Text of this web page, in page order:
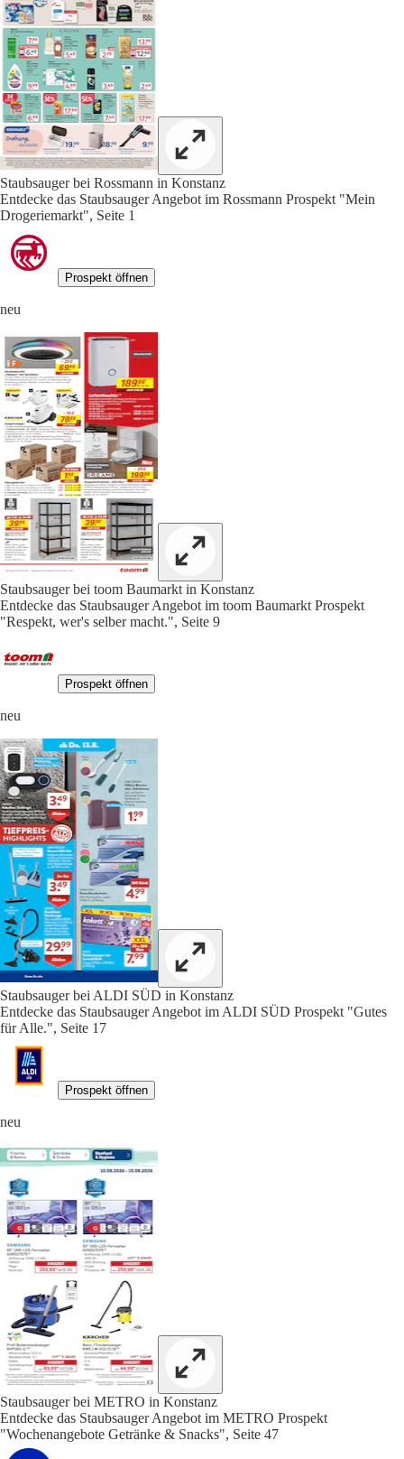
Staubsauger bei Rossmann in Konstanz
Entdecke das Staubsauger Angebot im Rossmann Prospekt "Mein
Drogeriemarkt", Seite 1
Prospekt öffnen
neu
Staubsauger bei toom Baumarkt in Konstanz
Entdecke das Staubsauger Angebot im toom Baumarkt Prospekt
"Respekt, wer's selber macht.", Seite 9
Prospekt öffnen
neu
Staubsauger bei ALDI SÜD in Konstanz
Entdecke das Staubsauger Angebot im ALDI SÜD Prospekt "Gutes
für Alle.", Seite 17
Prospekt öffnen
neu
Staubsauger bei METRO in Konstanz
Entdecke das Staubsauger Angebot im METRO Prospekt
"Wochenangebote Getränke & Snacks", Seite 47